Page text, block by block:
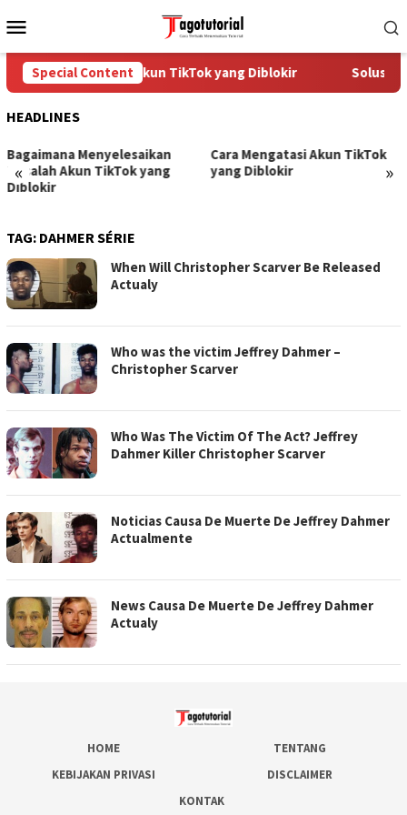
to
Menu
Special Content
Cara Mengatasi Akun TikTok yang Diblokir Solusi
HEADLINES
« »
Bagaimana Menyelesaikan
Masalah Akun TikTok yang
Diblokir
Cara Mengatasi Akun TikTok
yang Diblokir
TAG: DAHMER SÉRIE
When Will Christopher Scarver Be Released
Actualy
Who was the victim Jeffrey Dahmer –
Christopher Scarver
Who Was The Victim Of The Act? Jeffrey
Dahmer Killer Christopher Scarver
Noticias Causa De Muerte De Jeffrey Dahmer
Actualmente
News Causa De Muerte De Jeffrey Dahmer
Actualy
HOME
TENTANG
KEBIJAKAN PRIVASI
DISCLAIMER
KONTAK